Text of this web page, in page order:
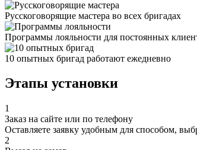
Русскоговорящие мастера во всех бригадах
Программы лояльности для постоянных
10 опытных бригад работают ежедневно
Этапы установки
1
Заказ на сайте или по телефону
Оставляете заявку удобным для способом,
2